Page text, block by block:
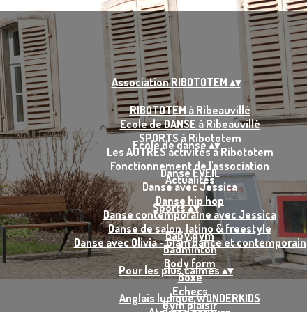
Association RIBOTOTEM ▴▾
RIBOTOTEM à Ribeauvillé
Ecole de DANSE à Ribeauvillé
SPORTS à Ribototem
Les AUTRES activités à Ribototem
Fonctionnement de l'association
Actualités
Ecole de danse▴▾
Danse EVEIL
Danse avec Jessica
Danse hip hop
Danse contemporaine avec Jessica
Danse de salon, latino & freestyle
Danse avec Olivia - Glam'dance et contemporain
Sports▴▾
Baby gym
Badminton
Body form
Boxe
Echecs
Gym plaisir
Pour les plus calmes▴▾
Anglais ludique WONDERKIDS